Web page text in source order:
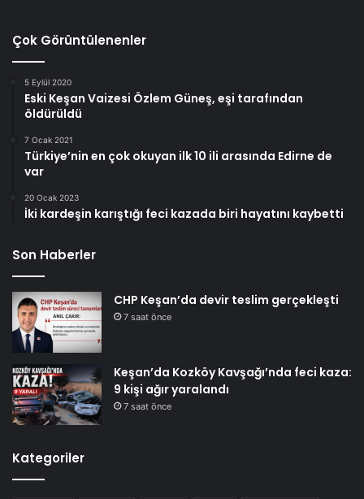
Çok Görüntülenenler
5 Eylül 2020
Eski Keşan Vaizesi Özlem Güneş, eşi tarafından
öldürüldü
7 Ocak 2021
Türkiye’nin en çok okuyan ilk 10 ili arasında Edirne de
var
20 Ocak 2023
İki kardeşin karıştığı feci kazada biri hayatını kaybetti
Son Haberler
CHP Keşan’da devir teslim gerçekleşti
7 saat önce
Keşan’da Kozköy Kavşağı’nda feci kaza:
9 kişi ağır yaralandı
7 saat önce
Kategoriler